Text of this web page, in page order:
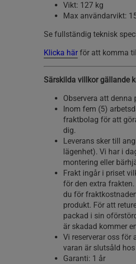
Vikt: 127 kg
Max användarvikt:
Se fullständig teknisk
Klicka här för att komma
Särskilda villkor gällande
Observera att denna
Inom fem (5)
fraktbolag för att
dig.
Leverans sker till
lägenhet). Vi har i
montering eller
Frakt ingår i priset
för den extra
du för
produkt. För att
packad i sin
är skadad kommer
Vi reserverar oss för
varan är slutsåld
Garanti: 1 år